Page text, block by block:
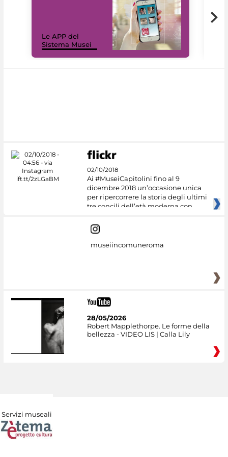
Le APP del
Sistema Musei
02/10/2018
Ai #MuseiCapitolini fino al 9
dicembre 2018 un’occasione unica
per ripercorrere la storia degli ultimi
tre concili dell’età moderna con
museiincomuneroma
28/05/2026
Robert Mapplethorpe. Le forme della
bellezza - VIDEO LIS | Calla Lily
Servizi museali